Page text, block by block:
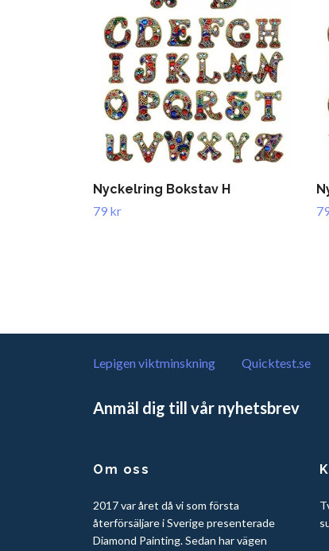
Nyckelring Bokstav H
79 kr
Lepigen viktminskning Quicktest.se
Anmäl dig till vår nyhetsbrev
Om oss
2017 var året då vi som första
återförsäljare i Sverige presenterade
Diamond Painting. Sedan har vägen